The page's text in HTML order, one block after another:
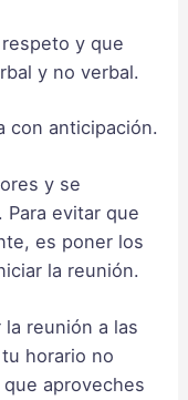
y que
y no verbal.
con anticipación.
y se
evitar que
es poner los
la reunión.
la reunión a las
horario no
aproveches